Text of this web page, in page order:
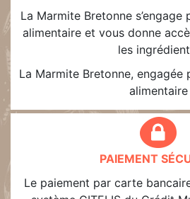
La Marmite Bretonne
alimentaire et vous donne
les
La Marmite Bretonne, engagée
alimentaire
PAIEMENT
Le paiement par carte